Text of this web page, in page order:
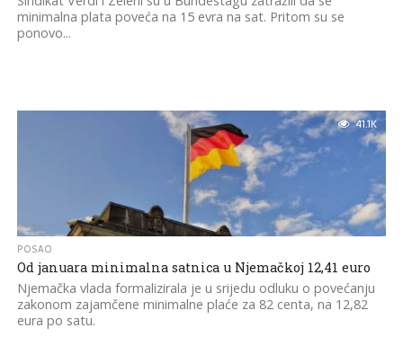
minimalna plata poveća na 15 evra na sat. Pritom su se
ponovo...
41.1K
POSAO
Od januara minimalna satnica u Njemačkoj 12,41 euro
Njemačka vlada formalizirala je u srijedu odluku o povećanju
zakonom zajamčene minimalne plaće za 82 centa, na 12,82
eura po satu.